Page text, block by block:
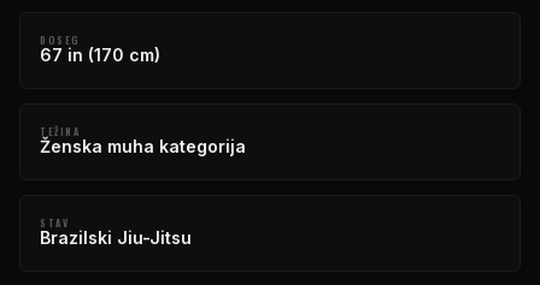
DOSEG
67 in (170 cm)
TEŽINA
Ženska muha kategorija
STAV
Brazilski Jiu-Jitsu